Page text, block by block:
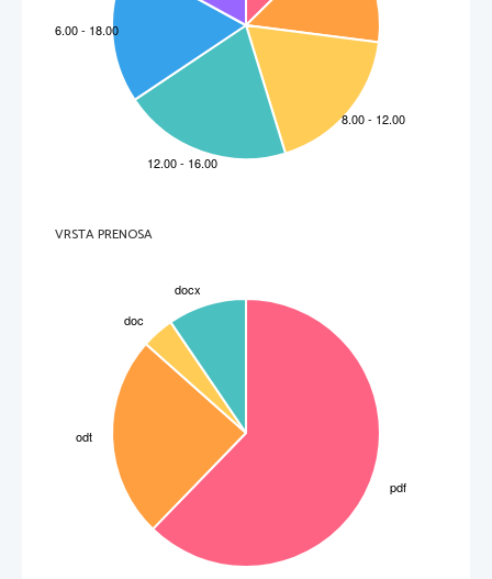
GEOCENTRIČNI ALI PTOLEMAJEV SESTAV (SISTEM)
starem in srednjem veku, da je nepremična Zemlja v središču vesolja , okrog nje
pa krožijo Luna, Sonce, planeti in zvezde.
GLAVNE STRANI ALI SMERI (NEBA,OBZORJA)
-jug (južišče), sever (severišče),
vzhod (vzhodišče) in zahod (zahodišče).
-lastnost telesa, da privlači drugo drugo.
GREENWIŠKI OBSERVATORIJ
-britanski svetovno znani astronomski observatorij,
osnovan leta 1675; tam so določili začetni (greenwiški) poldnevnik.
HELIOCENTRIČNI ALI KOPERNIKOV SESTAV (SISTEM)
-nauk,po katerem je Zemlja
eden od planetov, ki krožijo okrog Sonca, ki leži v središču Osončja.
HOROSKOP-shematična predstavitev leg Sonca, Lune in planetov v zodiaku za
VRSTA PRENOSA